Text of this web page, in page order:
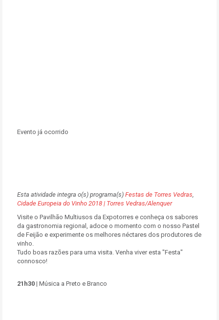
Evento já ocorrido
Esta atividade integra o(s) programa(s) Festas de Torres Vedras,
Cidade Europeia do Vinho 2018 | Torres Vedras/Alenquer
Visite o Pavilhão Multiusos da Expotorres e conheça os sabores
da gastronomia regional, adoce o momento com o nosso Pastel
de Feijão e experimente os melhores néctares dos produtores de
vinho.
Tudo boas razões para uma visita. Venha viver esta "Festa"
connosco!
21h30 | Música a Preto e Branco